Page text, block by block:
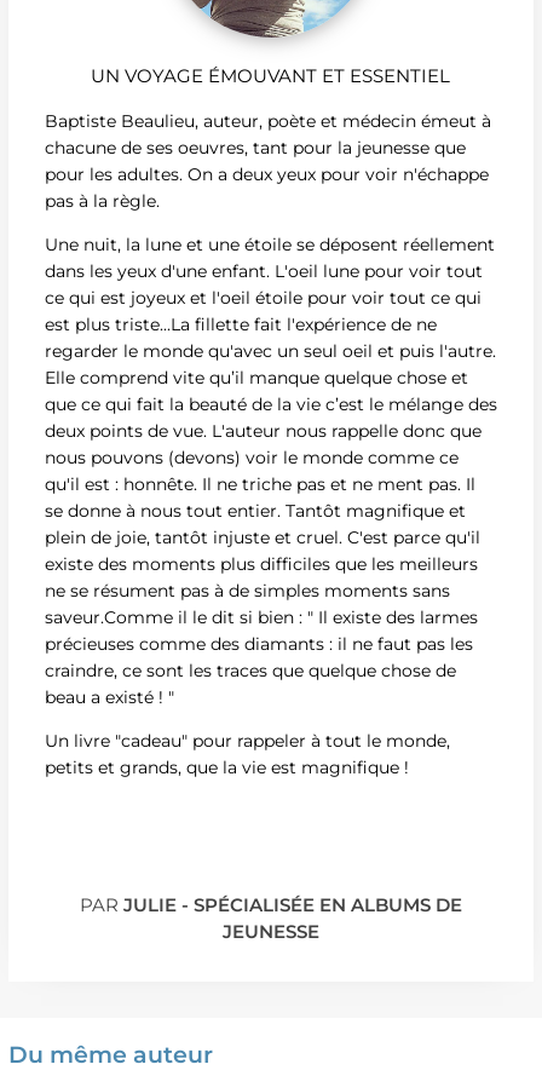
UN VOYAGE ÉMOUVANT ET ESSENTIEL
Baptiste Beaulieu, auteur, poète et médecin émeut à
chacune de ses oeuvres, tant pour la jeunesse que
pour les adultes. On a deux yeux pour voir n'échappe
pas à la règle.
Une nuit, la lune et une étoile se déposent réellement
dans les yeux d'une enfant. L'oeil lune pour voir tout
ce qui est joyeux et l'oeil étoile pour voir tout ce qui
est plus triste...La fillette fait l'expérience de ne
regarder le monde qu'avec un seul oeil et puis l'autre.
Elle comprend vite qu’il manque quelque chose et
que ce qui fait la beauté de la vie c’est le mélange des
deux points de vue. L'auteur nous rappelle donc que
nous pouvons (devons) voir le monde comme ce
qu'il est : honnête. Il ne triche pas et ne ment pas. Il
se donne à nous tout entier. Tantôt magnifique et
plein de joie, tantôt injuste et cruel. C'est parce qu'il
existe des moments plus difficiles que les meilleurs
ne se résument pas à de simples moments sans
saveur.Comme il le dit si bien : " Il existe des larmes
précieuses comme des diamants : il ne faut pas les
craindre, ce sont les traces que quelque chose de
beau a existé ! "
Un livre "cadeau" pour rappeler à tout le monde,
petits et grands, que la vie est magnifique !
PAR JULIE - SPÉCIALISÉE EN ALBUMS DE
JEUNESSE
Du même auteur